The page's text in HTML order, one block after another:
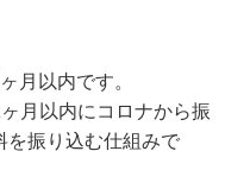
月以内です。
月以内にコロナから振
を振り込む仕組みで